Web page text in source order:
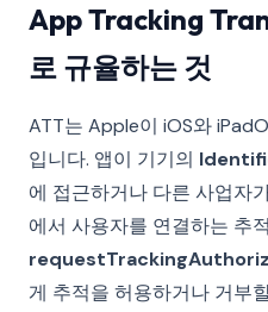
App Tracking
로 규율하는 것
ATT는 Apple이 iOS와
입니다. 앱이 기기의
에 접근하거나 다른 사업자
에서 사용자를 연결하는 추
게 추적을 허용하거나 거부